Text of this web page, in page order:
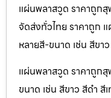
แผ่นพลาสวูด ราคาถูก
จัดส่งทั่วไทย ราคาถูก
หลายสี-ขนาด เช่น สีขา
แผ่นพลาสวูด ราคาถูก
ขนาด เช่น สีขาว สีดำ